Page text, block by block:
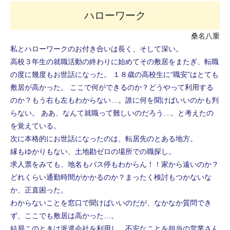
ハローワーク
桑名八重
私とハローワークのお付き合いは長く、そして深い。
高校３年生の就職活動の終わりに始めてその敷居をまたぎ、転職
の度に幾度もお世話になった。 １８歳の高校生に“職安”はとても
敷居が高かった。 ここで何ができるのか？どうやって利用する
のか？もう右も左もわからない…。誰に何を聞けばいいのかも判
らない。 ああ、なんて就職って難しいのだろう…。と考えたの
を覚えている。
次に本格的にお世話になったのは、転居先のとある地方。
縁もゆかりもない、土地勘ゼロの場所での職探し。
求人票をみても、地名もバス停もわからん！！家から遠いのか？
どれくらい通勤時間がかかるのか？まったく検討もつかないな
か、正直困った。
わからないことを窓口で聞けばいいのだが、なかなか質問でき
ず、ここでも敷居は高かった…。